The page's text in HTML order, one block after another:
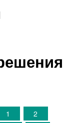
1
2